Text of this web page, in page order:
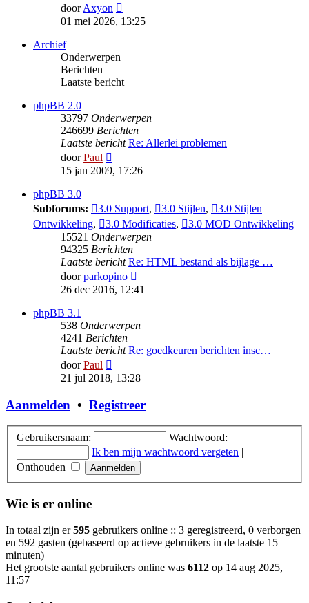
doorAxyon
laatste
01 mei 2026, 13:25
Archief
Onderwerpen
Berichten
Laatste bericht
phpBB 2.0
33797 Onderwerpen
246699 Berichten
Laatste bericht Re: Allerlei problemen
doorPaul
laatste
bericht
15 jan 2009, 17:26
phpBB 3.0
Subforums:
3.0 Support, 3.0 Stijlen,
3.0 Stijlen
Ontwikkeling, 3.0 Modificaties,
3.0 MOD Ontwikkeling
15521 Onderwerpen
94325 Berichten
Laatste bericht Re: HTML bestand als bijlage …
doorparkopino
laatste
26 dec 2016, 12:41
phpBB 3.1
538 Onderwerpen
4241 Berichten
Laatste bericht Re: goedkeuren berichten insc…
doorPaul
laatste
21 jul 2018, 13:28
Aanmelden • Registreer
Gebruikersnaam:
Wachtwoord:
Ik ben mijn wachtwoord vergeten |
Onthouden
Wie is er online
In totaal zijn er595 gebruikers online :: 3 geregistreerd, 0 verborgen
en 592 gasten (gebaseerd op actieve gebruikers in de laatste 15
minuten)
Het grootste aantal gebruikers online was 6112 op 14 aug 2025,
11:57